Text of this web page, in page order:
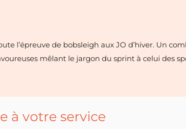
l’épreuve de bobsleigh aux JO d’hiver. Un
mêlant le jargon du sprint à celui des
à votre service